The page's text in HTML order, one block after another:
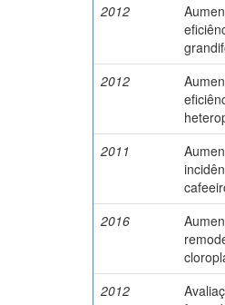
2012
2012
2011
2016
2012